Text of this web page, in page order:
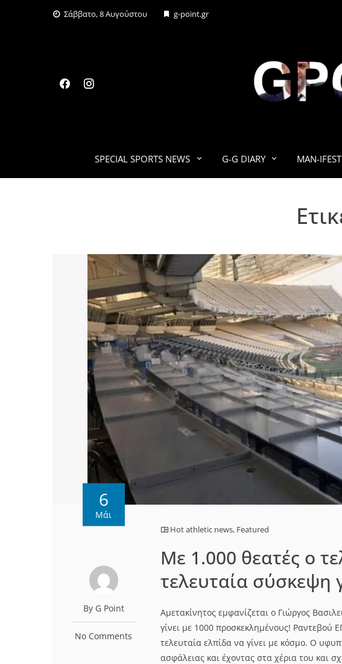
Σάββατο, 8 Αυγούστου g-point.gr
SPECIAL SPORTS NEWS G-G DIARY MAN-
6
Μάι
By G Point
No Comments
Hot athletic news, Featured
Με 1.000 θεατές ο
τελευταία σύσκεψη
Αμετακίνητος εμφανίζεται ο Γιώργος
γίνει με 1000 προσκεκλημένους! Ραντεβού
τελευταία ελπίδα να γίνει με κόσμο. Ο
ασφάλειας και έχοντας στα χέρια του και